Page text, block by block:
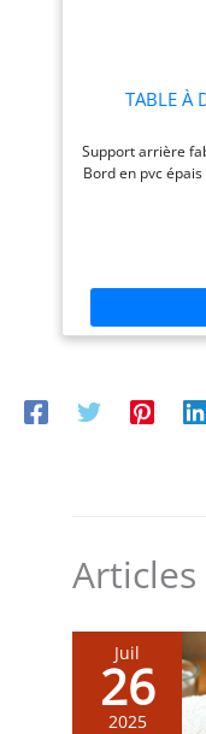
TABLE À
Support arrière
Bord en pvc
Juil
26
2025